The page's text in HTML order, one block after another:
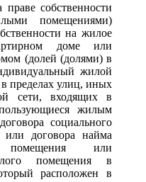
собственности
помещениями)
на жилое
доме или
(долей (долями) в
жилой
пределах улиц, иных
сети, входящих в
жилым
социального
договора найма
помещения или
помещения в
расположен в